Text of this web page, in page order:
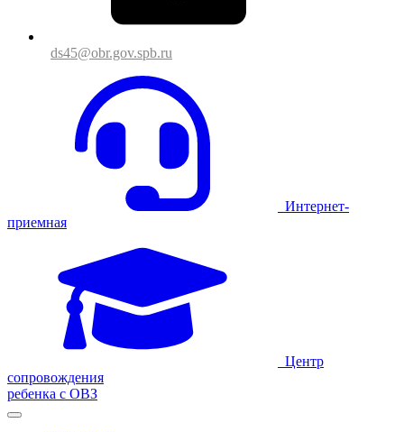
ds45@obr.gov.spb.ru
Интернет-
приемная
Центр
сопровождения
ребенка с ОВЗ